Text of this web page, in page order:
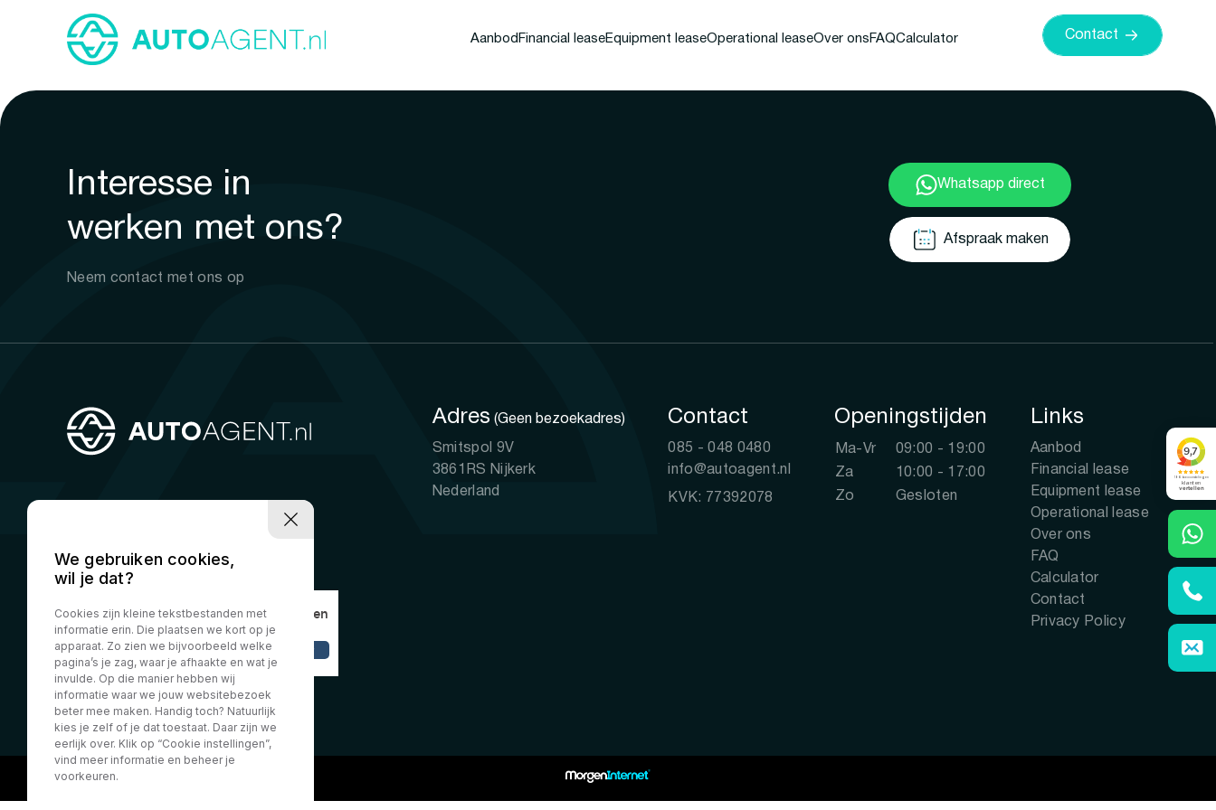
Aanbod Financial leaseEquipment leaseOperational leaseOver ons FAQCalculator Contact
Interesse in
werken met ons?
Neem contact met ons op
Whatsapp direct
Afspraak maken
Adres (Geen bezoekadres)
Smitspol 9V
3861RS Nijkerk
Nederland
Contact
085 - 048 0480
info@autoagent.nl
KVK: 77392078
Openingstijden
Ma-Vr
09:00 - 19:00
Za
10:00 - 17:00
Zo
Gesloten
Links
Aanbod
Financial lease
Equipment lease
Operational lease
Over ons
FAQ
Calculator
Contact
Privacy Policy
We gebruiken cookies,
wil je dat?
Cookies zijn kleine tekstbestanden met
informatie erin. Die plaatsen we kort op je
apparaat. Zo zien we bijvoorbeeld welke
pagina’s je zag, waar je afhaakte en wat je
invulde. Op die manier hebben wij
informatie waar we jouw websitebezoek
beter mee maken. Handig toch? Natuurlijk
kies je zelf of je dat toestaat. Daar zijn we
eerlijk over. Klik op “Cookie instellingen”,
vind meer informatie en beheer je
voorkeuren.